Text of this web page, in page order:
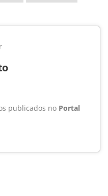
publicados no Portal